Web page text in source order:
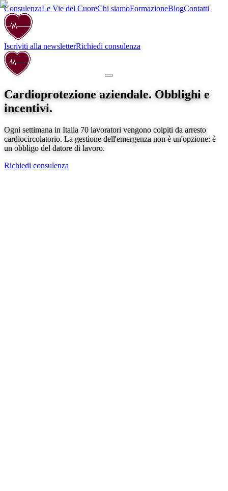
ConsulenzaLe Vie del CuoreChi siamoFormazioneBlogContatti
Iscriviti alla newsletterRichiedi consulenza
Cardioprotezione aziendale. Obblighi e
incentivi.
Ogni settimana in Italia 70 lavoratori vengono colpiti da arresto
cardiocircolatorio. La gestione dell'emergenza non è un'opzione: è
un obbligo del datore di lavoro.
Richiedi consulenza